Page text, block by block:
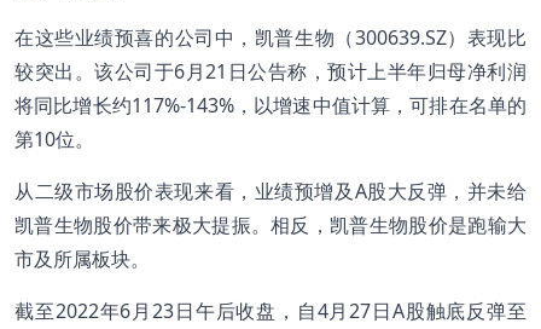
在这些业绩预喜的公司中，凯普生物（300639.SZ）表现比
较突出。该公司于6月21日公告称，预计上半年归母净利润
将同比增长约117%-143%，以增速中值计算，可排在名单的
第10位。
从二级市场股价表现来看，业绩预增及A股大反弹，并未给
凯普生物股价带来极大提振。相反，凯普生物股价是跑输大
市及所属板块。
截至2022年6月23日午后收盘，自4月27日A股触底反弹至